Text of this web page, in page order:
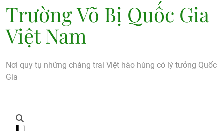
Trường Võ Bị Quốc Gia
Việt Nam
Nơi quy tụ những chàng trai Việt hào hùng có lý tưởng Quốc
Gia